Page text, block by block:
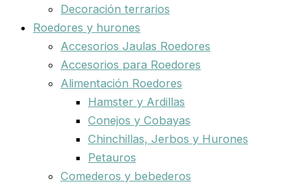
Decoración terrarios
Roedores y hurones
Accesorios Jaulas Roedores
Accesorios para Roedores
Alimentación Roedores
Hamster y Ardillas
Conejos y Cobayas
Chinchillas, Jerbos y Hurones
Petauros
Comederos y bebederos